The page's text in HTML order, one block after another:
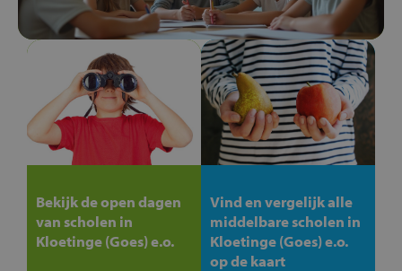
Bekijk de open dagen
van scholen in
Kloetinge (Goes) e.o.
Vind en vergelijk alle
middelbare scholen in
Kloetinge (Goes) e.o.
op de kaart